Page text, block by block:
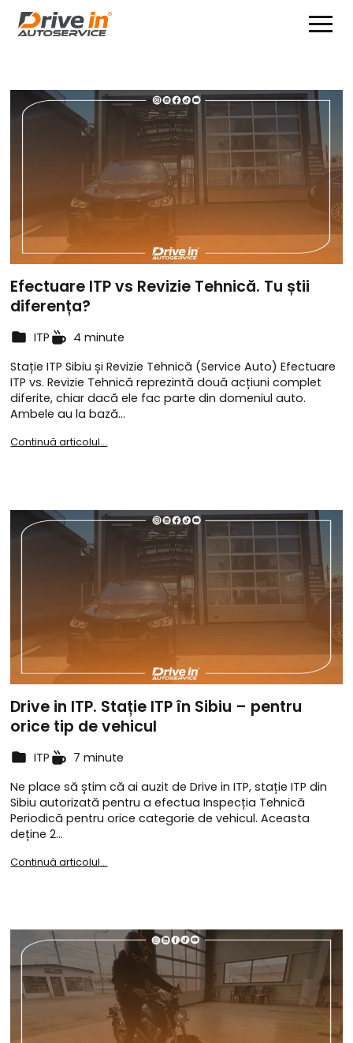
Efectuare ITP vs Revizie Tehnică. Tu știi
diferența?
ITP
4 minute
Stație ITP Sibiu și Revizie Tehnică (Service Auto) Efectuare
ITP vs. Revizie Tehnică reprezintă două acțiuni complet
diferite, chiar dacă ele fac parte din domeniul auto.
Ambele au la bază…
Continuă articolul...
Drive in ITP. Stație ITP în Sibiu – pentru
orice tip de vehicul
ITP
7 minute
Ne place să știm că ai auzit de Drive in ITP, stație ITP din
Sibiu autorizată pentru a efectua Inspecția Tehnică
Periodică pentru orice categorie de vehicul. Aceasta
deține 2…
Continuă articolul...